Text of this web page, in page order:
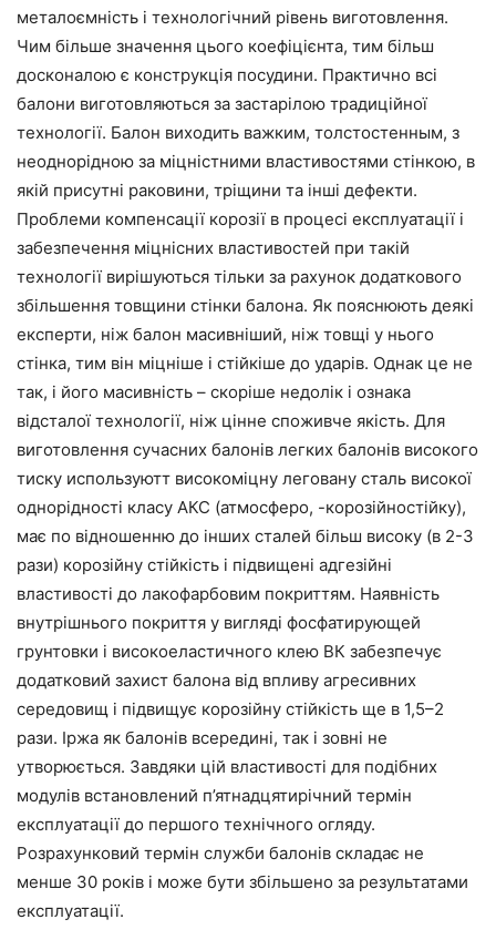
металоємність і технологічний рівень виготовлення.
Чим більше значення цього коефіцієнта, тим більш
досконалою є конструкція посудини. Практично всі
балони виготовляються за застарілою традиційної
технології. Балон виходить важким, толстостенным, з
неоднорідною за міцністними властивостями стінкою, в
якій присутні раковини, тріщини та інші дефекти.
Проблеми компенсації корозії в процесі експлуатації і
забезпечення міцнісних властивостей при такій
технології вирішуються тільки за рахунок додаткового
збільшення товщини стінки балона. Як пояснюють деякі
експерти, ніж балон масивніший, ніж товщі у нього
стінка, тим він міцніше і стійкіше до ударів. Однак це не
так, і його масивність – скоріше недолік і ознака
відсталої технології, ніж цінне споживче якість. Для
виготовлення сучасних балонів легких балонів високого
тиску используютт високоміцну леговану сталь високої
однорідності класу АКС (атмосферо, -корозійностійку),
має по відношенню до інших сталей більш високу (в 2-3
рази) корозійну стійкість і підвищені адгезійні
властивості до лакофарбовим покриттям. Наявність
внутрішнього покриття у вигляді фосфатирующей
грунтовки і високоеластичного клею ВК забезпечує
додатковий захист балона від впливу агресивних
середовищ і підвищує корозійну стійкість ще в 1,5–2
рази. Іржа як балонів всередині, так і зовні не
утворюється. Завдяки цій властивості для подібних
модулів встановлений п’ятнадцятирічний термін
експлуатації до першого технічного огляду.
Розрахунковий термін служби балонів складає не
менше 30 років і може бути збільшено за результатами
експлуатації.